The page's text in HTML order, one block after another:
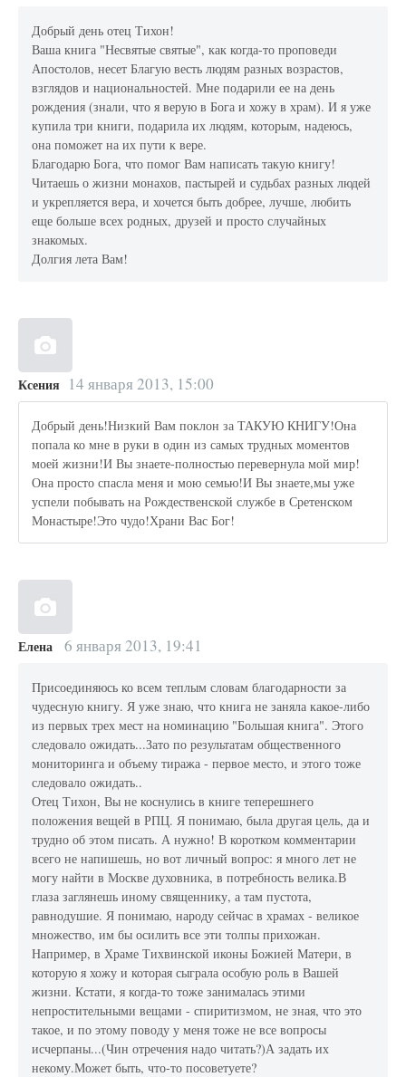
Добрый день отец Тихон!
Ваша книга "Несвятые святые", как когда-то проповеди
Апостолов, несет Благую весть людям разных возрастов,
взглядов и национальностей. Мне подарили ее на день
рождения (знали, что я верую в Бога и хожу в храм). И я уже
купила три книги, подарила их людям, которым, надеюсь,
она поможет на их пути к вере.
Благодарю Бога, что помог Вам написать такую книгу!
Читаешь о жизни монахов, пастырей и судьбах разных людей
и укрепляется вера, и хочется быть добрее, лучше, любить
еще больше всех родных, друзей и просто случайных
знакомых.
Долгия лета Вам!
Ксения 14 января 2013, 15:00
Добрый день!Низкий Вам поклон за ТАКУЮ КНИГУ!Она
попала ко мне в руки в один из самых трудных моментов
моей жизни!И Вы знаете-полностью перевернула мой мир!
Она просто спасла меня и мою семью!И Вы знаете,мы уже
успели побывать на Рождественской службе в Сретенском
Монастыре!Это чудо!Храни Вас Бог!
Елена 6 января 2013, 19:41
Присоединяюсь ко всем теплым словам благодарности за
чудесную книгу. Я уже знаю, что книга не заняла какое-либо
из первых трех мест на номинацию "Большая книга". Этого
следовало ожидать...Зато по результатам общественного
мониторинга и объему тиража - первое место, и этого тоже
следовало ожидать..
Отец Тихон, Вы не коснулись в книге теперешнего
положения вещей в РПЦ. Я понимаю, была другая цель, да и
трудно об этом писать. А нужно! В коротком комментарии
всего не напишешь, но вот личный вопрос: я много лет не
могу найти в Москве духовника, в потребность велика.В
глаза заглянешь иному священнику, а там пустота,
равнодушие. Я понимаю, народу сейчас в храмах - великое
множество, им бы осилить все эти толпы прихожан.
Например, в Храме Тихвинской иконы Божией Матери, в
которую я хожу и которая сыграла особую роль в Вашей
жизни. Кстати, я когда-то тоже занималась этими
непростительными вещами - спиритизмом, не зная, что это
такое, и по этому поводу у меня тоже не все вопросы
исчерпаны...(Чин отречения надо читать?)А задать их
некому.Может быть, что-то посоветуете?